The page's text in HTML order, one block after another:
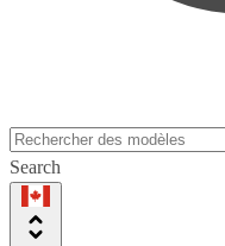
Search